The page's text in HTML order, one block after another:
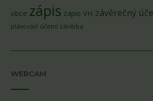
obce zápis zápis VH závěrečný
plánování účetní závěrka
WEBCAM